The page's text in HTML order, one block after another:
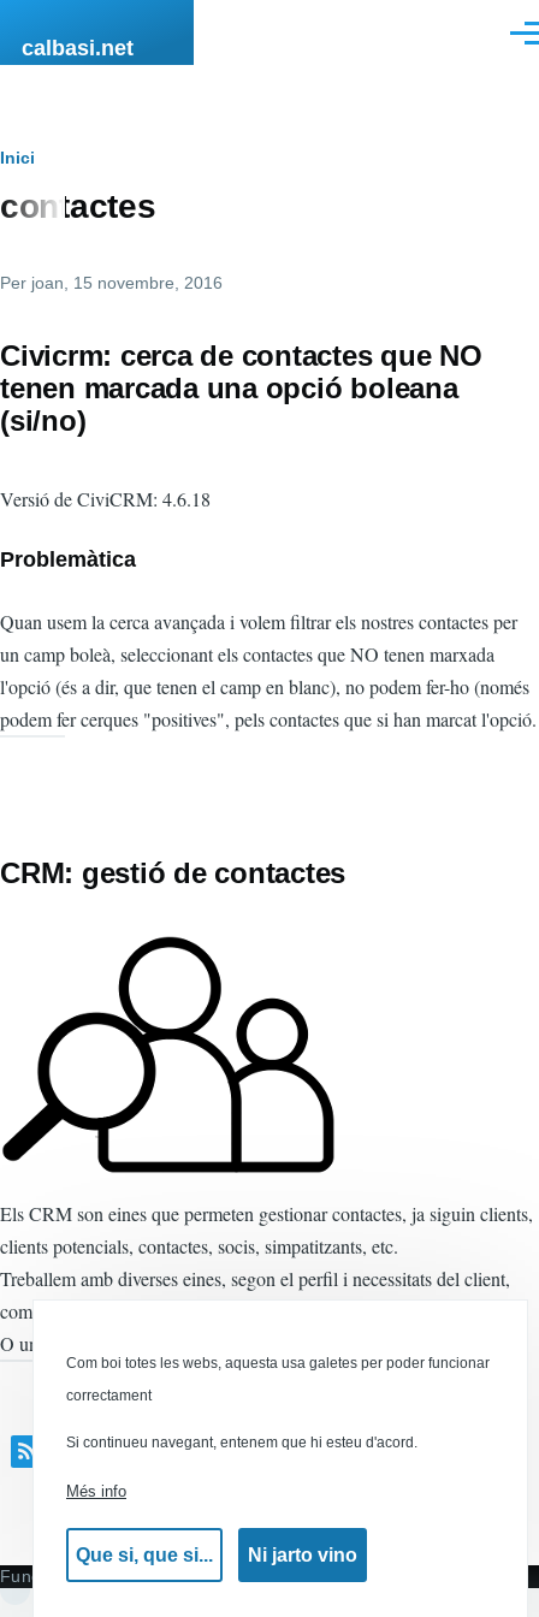
calbasi.net
Fil
d'ariadna
Inici
contactes
Per joan , 15 novembre, 2016
Civicrm: cerca de contactes que NO
tenen marcada una opció boleana
(si/no)
Versió de CiviCRM: 4.6.18
Problemàtica
Quan usem la cerca avançada i volem filtrar els nostres contactes per
un camp boleà, seleccionant els contactes que NO tenen marxada
l'opció (és a dir, que tenen el camp en blanc), no podem fer-ho (només
podem fer cerques "positives", pels contactes que si han marcat l'opció.
CRM: gestió de contactes
Els CRM son eines que permeten gestionar contactes, ja siguin clients,
clients potencials, contactes, socis, simpatitzants, etc.
Treballem amb diverses eines, segon el perfil i necessitats del client,
com CiviCRM per ONG i col·legis oficials, SuiteCRM per empreses.
O un CRM a mida, integrat amb la web / intranet, amb CRM Core.
contactes
Canal RSS
Funciona amb
Com boi totes les webs, aquesta usa galetes per poder funcionar
correctament
Si continueu navegant, entenem que hi esteu d'acord.
Més info
Que si, que si... Ni jarto vino